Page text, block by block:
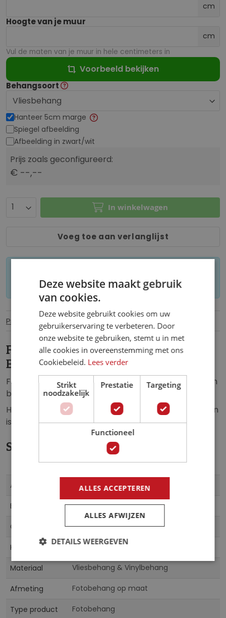
cm
Hoogte van je muur
cm
Vul de maten van je muur in hele centimeters in
Voorbeeld bekijken
Behangsoort
Hanteer 5cm marge
Spiegel afbeelding
Afbeelding in zwart/wit
Prijs zoals geconfigureerd:
€ --,--
In winkelwagen
Voeg toe aan verlanglijst
worden geretourneerd.
Productinformatie Specificaties
Fotobehang Gouden Bloemen en
Bladeren
Fotobehang van prachtige, goudkleurige bloemen en
bladeren.
Het fotobehang van de gouden bloemen en bladeren
is de perfecte aanvulling op iedere ruimte.
Specificaties
informatie
Artikelnummer 13651
EAN 5903011110421
Collectie CN
Kleur Multicolor
Materiaal Vliesbehang & Vinylbehang
Afmeting Fotobehang op maat
Type product Fotobehang
Deze website maakt gebruik
van cookies.
Deze website gebruikt cookies om uw
gebruikerservaring te verbeteren. Door
onze website te gebruiken, stemt u in met
alle cookies in overeenstemming met ons
Cookiebeleid. Lees verder
Strikt
noodzakelijk
Prestatie Targeting
Functioneel
ALLES ACCEPTEREN
ALLES AFWIJZEN
DETAILS WEERGEVEN